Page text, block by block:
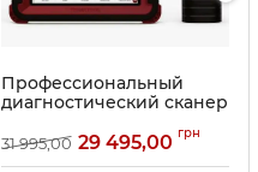
Профессиональный
диагностический сканер
Артикул:10051
31 995,00 29 495,00 грн